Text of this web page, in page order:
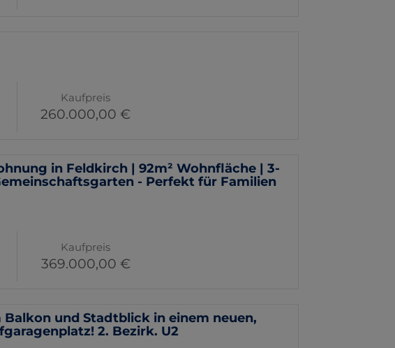
Kaufpreis
260.000,00 €
in Feldkirch | 92m² Wohnfläche | 3-
- Perfekt für Familien
Kaufpreis
369.000,00 €
und Stadtblick in einem neuen,
2. Bezirk. U2